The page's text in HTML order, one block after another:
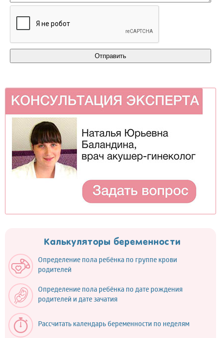
Калькуляторы беременности
Определение пола ребёнка по группе крови
родителей
Определение пола ребёнка по дате рождения
родителей и дате зачатия
Рассчитать календарь беременности по неделям